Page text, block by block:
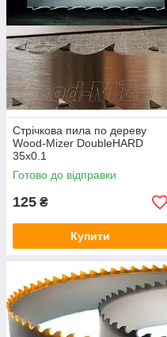
Стрічкова пила по дереву
Wood-Mizer DoubleHARD
35х0.1
Готово до відправки
125 ₴
Купити